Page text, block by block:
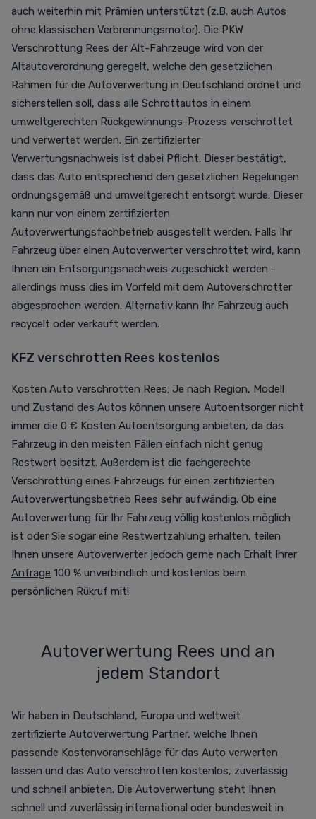
auch weiterhin mit Prämien unterstützt (z.B. auch Autos
ohne klassischen Verbrennungsmotor). Die PKW
Verschrottung Rees der Alt-Fahrzeuge wird von der
Altautoverordnung geregelt, welche den gesetzlichen
Rahmen für die Autoverwertung in Deutschland ordnet und
sicherstellen soll, dass alle Schrottautos in einem
umweltgerechten Rückgewinnungs-Prozess verschrottet
und verwertet werden. Ein zertifizierter
Verwertungsnachweis ist dabei Pflicht. Dieser bestätigt,
dass das Auto entsprechend den gesetzlichen Regelungen
ordnungsgemäß und umweltgerecht entsorgt wurde. Dieser
kann nur von einem zertifizierten
Autoverwertungsfachbetrieb ausgestellt werden. Falls Ihr
Fahrzeug über einen Autoverwerter verschrottet wird, kann
Ihnen ein Entsorgungsnachweis zugeschickt werden -
allerdings muss dies im Vorfeld mit dem Autoverschrotter
abgesprochen werden. Alternativ kann Ihr Fahrzeug auch
recycelt oder verkauft werden.
KFZ verschrotten Rees kostenlos
Kosten Auto verschrotten Rees: Je nach Region, Modell
und Zustand des Autos können unsere Autoentsorger nicht
immer die 0 € Kosten Autoentsorgung anbieten, da das
Fahrzeug in den meisten Fällen einfach nicht genug
Restwert besitzt. Außerdem ist die fachgerechte
Verschrottung eines Fahrzeugs für einen zertifizierten
Autoverwertungsbetrieb Rees sehr aufwändig. Ob eine
Autoverwertung für Ihr Fahrzeug völlig kostenlos möglich
ist oder Sie sogar eine Restwertzahlung erhalten, teilen
Ihnen unsere Autoverwerter jedoch gerne nach Erhalt Ihrer
Anfrage 100 % unverbindlich und kostenlos beim
persönlichen Rükruf mit!
Autoverwertung Rees und an
jedem Standort
Wir haben in Deutschland, Europa und weltweit
zertifizierte Autoverwertung Partner, welche Ihnen
passende Kostenvoranschläge für das Auto verwerten
lassen und das Auto verschrotten kostenlos, zuverlässig
und schnell anbieten. Die Autoverwertung steht Ihnen
schnell und zuverlässig international oder bundesweit in